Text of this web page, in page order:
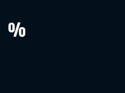
%